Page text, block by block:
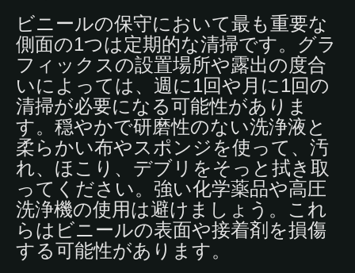
ビニールの保守において最も重要な
側面の1つは定期的な清掃です。グラ
フィックスの設置場所や露出の度合
いによっては、週に1回や月に1回の
清掃が必要になる可能性がありま
す。穏やかで研磨性のない洗浄液と
柔らかい布やスポンジを使って、汚
れ、ほこり、デブリをそっと拭き取
ってください。強い化学薬品や高圧
洗浄機の使用は避けましょう。これ
らはビニールの表面や接着剤を損傷
する可能性があります。